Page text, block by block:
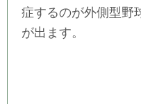
症するのが外側型野
が出ます。